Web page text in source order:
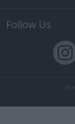
Follow Us